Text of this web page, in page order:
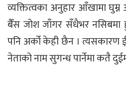
व्यक्तित्वका अनुहार आँखामा
बैँस जोश जाँगर सँधैभर नसिबमा
पनि अर्को केही छैन । त्यसकारण
नेताको नाम सुगन्ध पार्नेमा कतै